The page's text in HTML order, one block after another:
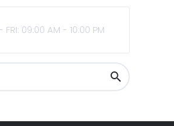
FRI: 09:00 AM - 10:00 PM